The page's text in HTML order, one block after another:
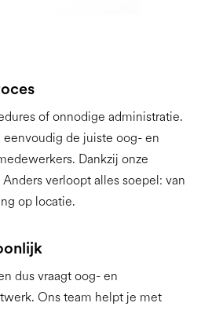
of onnodige administratie.
eenvoudig de juiste oog- en
Dankzij onze
verloopt alles soepel: van
op locatie.
dus vraagt oog- en
Ons team helpt je met